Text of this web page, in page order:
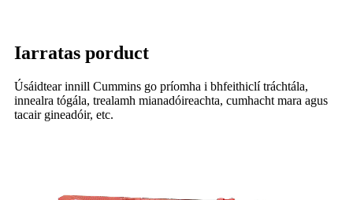
Iarratas porduct
Úsáidtear innill Cummins go príomha i bhfeithiclí tráchtála,
innealra tógála, trealamh mianadóireachta, cumhacht mara agus
tacair gineadóir, etc.